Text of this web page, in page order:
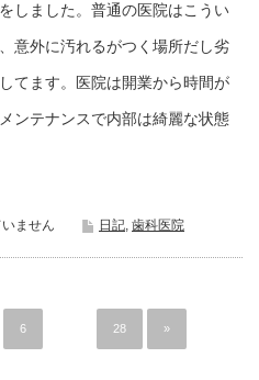
しました。普通の医院はこうい
意外に汚れるがつく場所だし劣
てます。医院は開業から時間が
ンテナンスで内部は綺麗な状態
ません 日記, 歯科医院
6 28 »